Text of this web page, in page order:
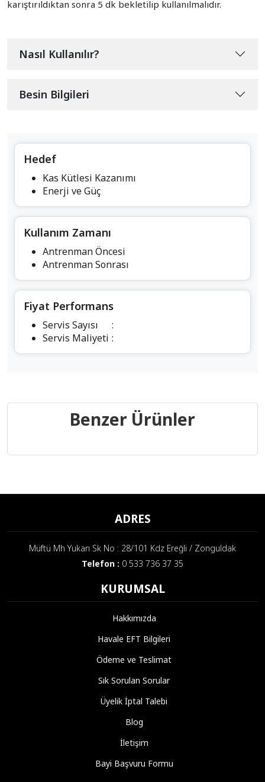
karıştırıldıktan sonra 5 dk bekletilip kullanılmalıdır.
Nasıl Kullanılır?
Besin Bilgileri
Hedef
Kas Kütlesi Kazanımı
Enerji ve Güç
Kullanım Zamanı
Antrenman Öncesi
Antrenman Sonrası
Fiyat Performans
Servis Sayısı
:
Servis Maliyeti :
Benzer Ürünler
ADRES
Müftü Mh Yukarı Sk No : 28/101 Kdz Ereğli / Zonguldak
Telefon : 0 533 736 37 35
KURUMSAL
Hakkımızda
Havale EFT Bilgileri
Ödeme ve Teslimat
Sık Sorulan Sorular
Üyelik İptal Talebi
Blog
İletişim
Bayi Başvuru Formu